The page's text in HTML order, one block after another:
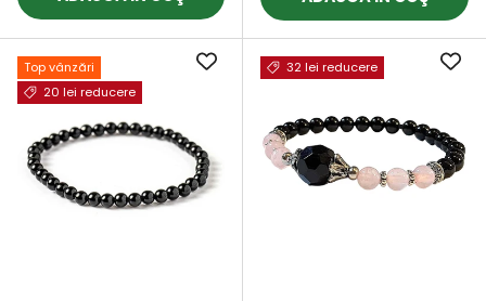
Top vânzări
20 lei reducere
32 lei reducere